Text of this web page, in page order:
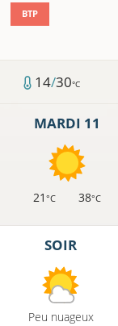
BTP
14/30°C
MARDI 11
21 °C 38°C
SOIR
Peu nuageux